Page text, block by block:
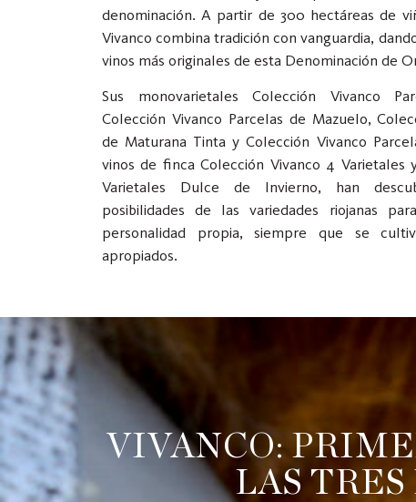
denominación. A partir de 300 hectáreas de
Vivanco combina tradición con vanguardia,
vinos más originales de esta Denominación de
Sus monovarietales Colección Vivanco
Colección Vivanco Parcelas de Mazuelo,
de Maturana Tinta y Colección Vivanco
vinos de finca Colección Vivanco 4 Varietales
Varietales Dulce de Invierno, han
posibilidades de las variedades riojanas
personalidad propia, siempre que se
apropiados.
VIVANCO:
LAS